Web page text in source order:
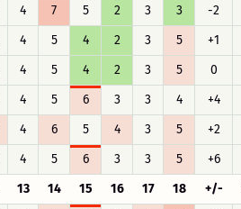
4 7 5 2 3 3 -2
4 5 4 2 3 5 +1
4 5 4 2 3 5 0
4 5 6 3 3 4 +4
4 6 5 4 3 5 +2
4 5 6 3 3 5 +6
13 14 15 16 17 18 +/-